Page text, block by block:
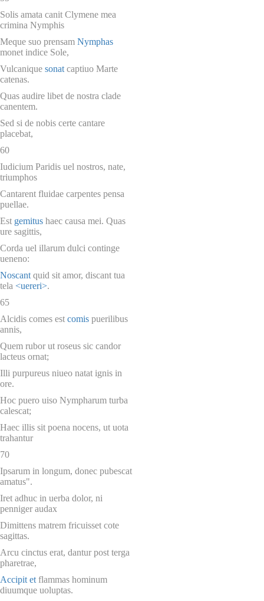
Solis amata canit Clymene mea
crimina Nymphis
Meque suo prensam Nymphas
monet indice Sole,
Vulcanique sonat captiuo Marte
catenas.
Quas audire libet de nostra clade
canentem.
Sed si de nobis certe cantare
placebat,
60
Iudicium Paridis uel nostros, nate,
triumphos
Cantarent fluidae carpentes pensa
puellae.
Est gemitus haec causa mei. Quas
ure sagittis,
Corda uel illarum dulci continge
ueneno:
Noscant quid sit amor, discant tua
tela <uereri>.
65
Alcidis comes est comis puerilibus
annis,
Quem rubor ut roseus sic candor
lacteus ornat;
Illi purpureus niueo natat ignis in
ore.
Hoc puero uiso Nympharum turba
calescat;
Haec illis sit poena nocens, ut uota
trahantur
70
Ipsarum in longum, donec pubescat
amatus".
Iret adhuc in uerba dolor, ni
penniger audax
Dimittens matrem fricuisset cote
sagittas.
Arcu cinctus erat, dantur post terga
pharetrae,
Accipit et flammas hominum
diuumque uoluptas.